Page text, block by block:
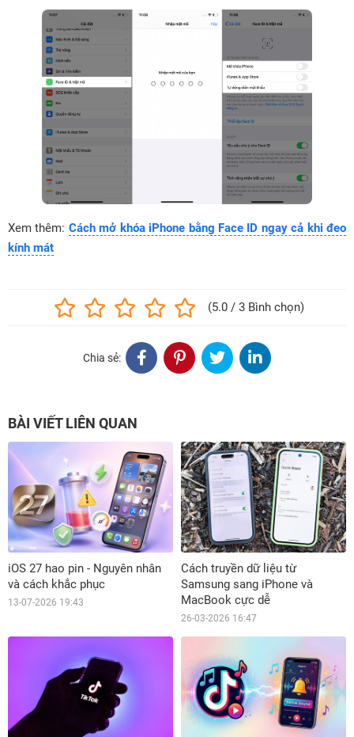
Xem thêm: Cách mở khóa iPhone bằng Face ID ngay cả khi đeo
kính mát
(5.0 / 3 Bình chọn)
Chia sẻ:
BÀI VIẾT LIÊN QUAN
iOS 27 hao pin - Nguyên nhân
và cách khắc phục
13-07-2026 19:43
Cách truyền dữ liệu từ
Samsung sang iPhone và
MacBook cực dễ
26-03-2026 16:47